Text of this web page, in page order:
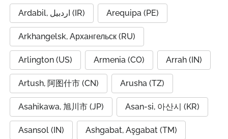
Ardabil, اردبیل (IR) Arequipa (PE)
Arkhangelsk, Архангельск (RU)
Arlington (US) Armenia (CO) Arrah (IN)
Artush, 阿图什市 (CN) Arusha (TZ)
Asahikawa, 旭川市 (JP) Asan-si, 아산시 (KR)
Asansol (IN) Ashgabat, Aşgabat (TM)